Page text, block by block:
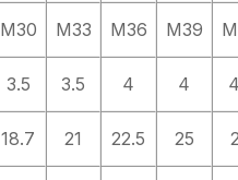
M30 M33 M36 M39
3.5 3.5 4 4
18.7 21 22.5 25